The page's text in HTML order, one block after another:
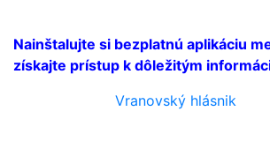
Nainštalujte si bezplatnú aplikáciu
získajte prístup k dôležitým
Vranovský hlásnik